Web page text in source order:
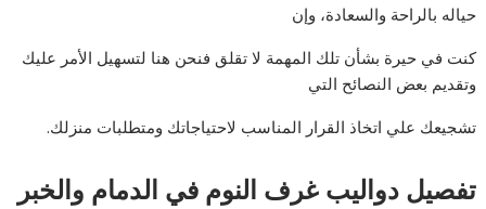
حياله بالراحة والسعادة، وإن
كنت في حيرة بشأن تلك المهمة لا تقلق فنحن هنا لتسهيل الأمر عليك
وتقديم بعض النصائح التي
تشجيعك علي اتخاذ القرار المناسب لاحتياجاتك ومتطلبات منزلك.
تفصيل دواليب غرف النوم في الدمام والخبر